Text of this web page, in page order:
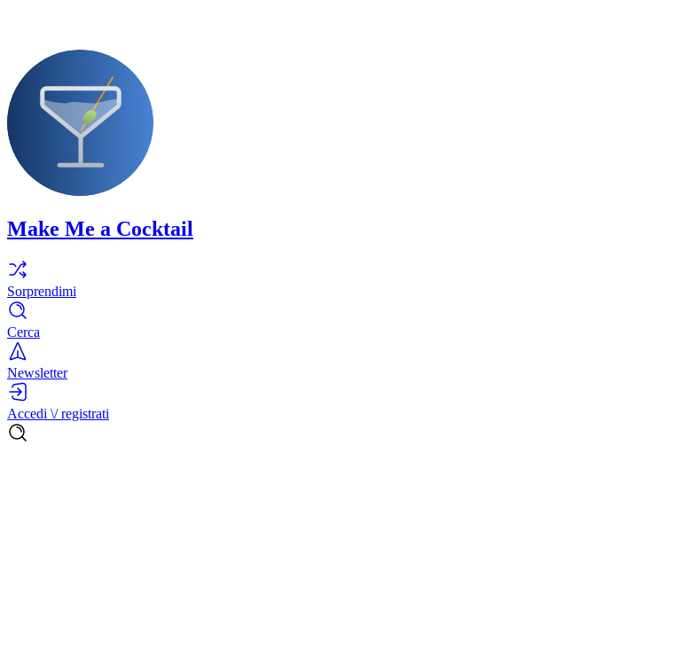
Make Me a Cocktail
Sorprendimi
Cerca
Newsletter
Accedi \/ registrati